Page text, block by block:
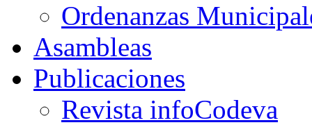
Ordenanzas
Asambleas
Publicaciones
Revista infoCodeva